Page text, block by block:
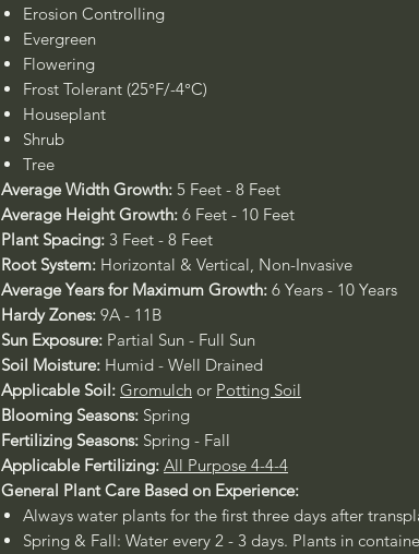
Erosion Controlling
Evergreen
Flowering
Frost Tolerant (25°F/-4°C)
Houseplant
Shrub
Tree
Average Width Growth: 5 Feet - 8 Feet
Average Height Growth: 6 Feet - 10 Feet
Plant Spacing: 3 Feet - 8 Feet
Root System: Horizontal & Vertical, Non-Invasive
Average Years for Maximum Growth: 6 Years - 10 Years
Hardy Zones: 9A - 11B
Sun Exposure: Partial Sun - Full Sun
Soil Moisture: Humid - Well Drained
Applicable Soil: Gromulch or Potting Soil
Blooming Seasons: Spring
Fertilizing Seasons: Spring - Fall
Applicable Fertilizing: All Purpose 4-4-4
General Plant Care Based on Experience:
Always water plants for the first three days after
Spring & Fall: Water every 2 - 3 days. Plants in